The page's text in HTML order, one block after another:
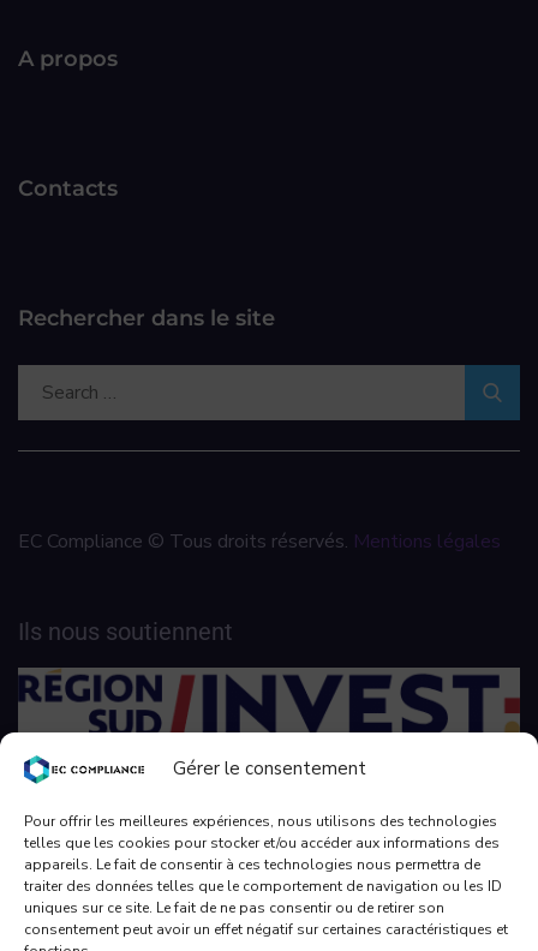
Gérer le consentement
Pour offrir les meilleures expériences, nous utilisons des technologies
telles que les cookies pour stocker et/ou accéder aux informations des
appareils. Le fait de consentir à ces technologies nous permettra de
traiter des données telles que le comportement de navigation ou les ID
uniques sur ce site. Le fait de ne pas consentir ou de retirer son
consentement peut avoir un effet négatif sur certaines caractéristiques et
A propos
Contacts
Rechercher dans le site
EC Compliance © Tous droits réservés. Mentions légales
Ils nous soutiennent